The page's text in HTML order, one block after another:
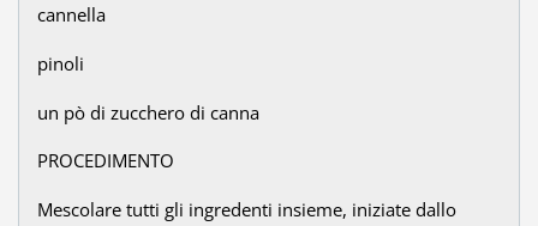
cannella
pinoli
un pò di zucchero di canna
PROCEDIMENTO
Mescolare tutti gli ingredenti insieme, iniziate dallo